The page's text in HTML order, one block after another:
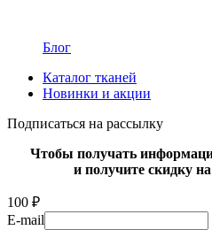
Блог
Каталог тканей
Новинки и акции
Подписаться на рассылку
Чтобы получать
и получите скидку
100 ₽
E-mail